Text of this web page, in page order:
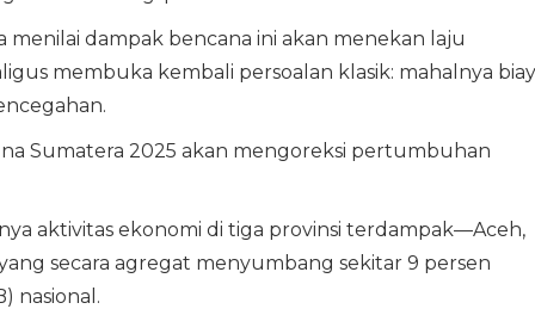
menilai dampak bencana ini akan menekan laju
membuka kembali persoalan klasik: mahalnya
Sumatera 2025 akan mengoreksi pertumbuhan
aktivitas ekonomi di tiga provinsi terdampak—Aceh,
secara agregat menyumbang sekitar 9 persen
nasional.